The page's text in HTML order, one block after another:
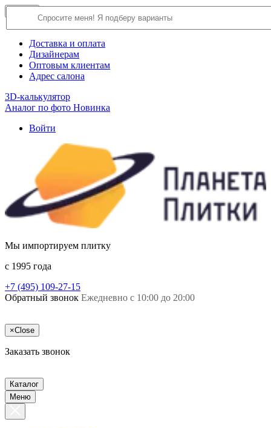
О компании
Доставка и оплата
Дизайнерам
Оптовым клиентам
Адрес салона
3D-калькулятор
Аналог по фото Новинка
Войти
Мы импортируем плитку
c 1995 года
+7 (495) 109-27-15
Обратный звонок Ежедневно с 10:00 до 20:00
×Close
Заказать звонок
Каталог
Меню